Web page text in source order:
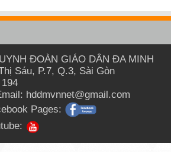
ĐOÀN GIÁO DÂN ĐA MINH
Sáu, P.7, Q.3, Sài Gòn
hddmvnnet@gmail.com
Pages: